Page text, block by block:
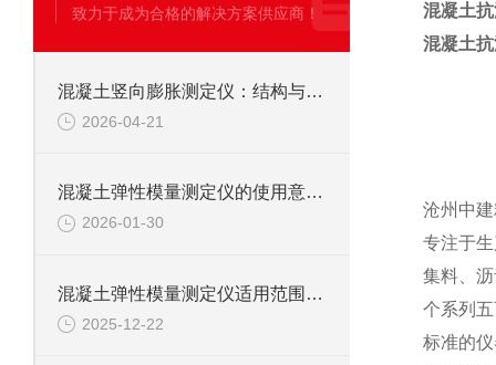
致力于成为合格的解决方案供应商！
混凝土竖向膨胀测定仪：结构与使用要求探秘
2026-04-21
混凝土弹性模量测定仪的使用意义及工程价值
2026-01-30
混凝土弹性模量测定仪适用范围全面解析
2025-12-22
混凝土
混凝土
沧州中
专注于
集料、
个系列
标准的